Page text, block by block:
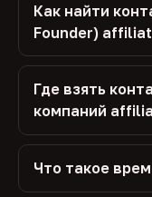
Как найти
Founder)
Где взять
компаний
Что такое